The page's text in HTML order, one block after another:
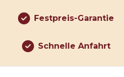
Festpreis-Garantie
Schnelle Anfahrt